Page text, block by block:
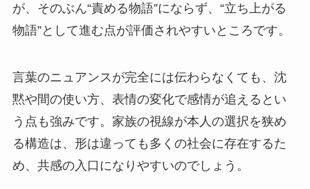
が、そのぶん“責める物語”にならず、“立ち上がる
物語”として進む点が評価されやすいところです。
言葉のニュアンスが完全には伝わらなくても、沈
黙や間の使い方、表情の変化で感情が追えるとい
う点も強みです。家族の視線が本人の選択を狭め
る構造は、形は違っても多くの社会に存在するた
め、共感の入口になりやすいのでしょう。